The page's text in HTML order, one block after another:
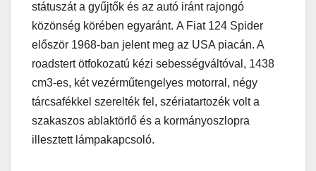
státuszát a gyűjtők és az autó iránt rajongó
közönség körében egyaránt. A Fiat 124 Spider
először 1968-ban jelent meg az USA piacán. A
roadstert ötfokozatú kézi sebességváltóval, 1438
cm3-es, két vezérműtengelyes motorral, négy
tárcsafékkel szerelték fel, szériatartozék volt a
szakaszos ablaktörlő és a kormányoszlopra
illesztett lámpakapcsoló.